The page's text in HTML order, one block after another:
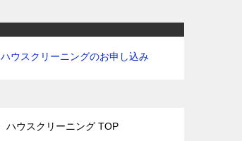
ハウスクリーニングのお申し込み
ハウスクリーニング TOP